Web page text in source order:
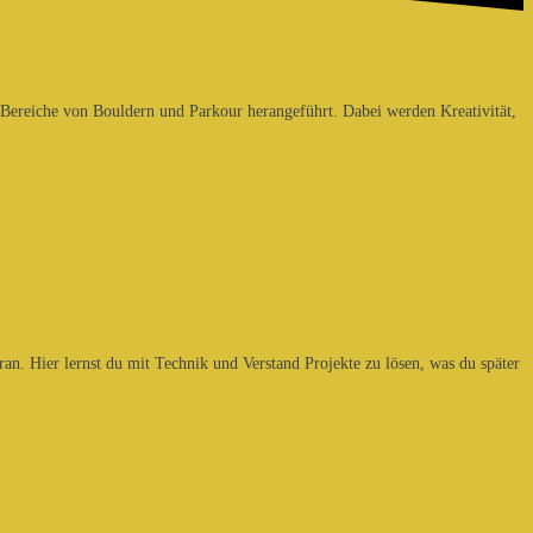
von Bouldern und Parkour herangeführt. Dabei werden Kreativität,
Hier lernst du mit Technik und Verstand Projekte zu lösen, was du später